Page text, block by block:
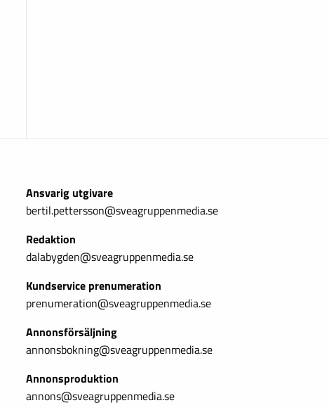
Ansvarig utgivare
bertil.pettersson@sveagruppenmedia.se
Redaktion
dalabygden@sveagruppenmedia.se
Kundservice prenumeration
prenumeration@sveagruppenmedia.se
Annonsförsäljning
annonsbokning@sveagruppenmedia.se
Annonsproduktion
annons@sveagruppenmedia.se